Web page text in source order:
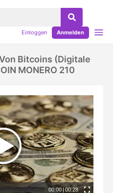
Einloggen Anmelden
Bitcoins (digitale
MONERO 210
00:00 | 00:28